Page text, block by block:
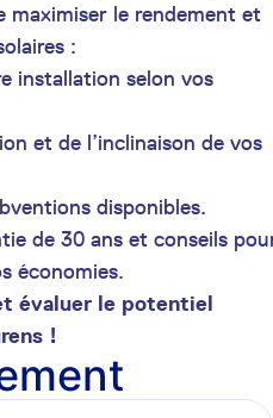
le rendement et
:
installation selon vos
et de l’inclinaison de vos
disponibles.
de 30 ans et conseils
économies.
évaluer le potentiel
!